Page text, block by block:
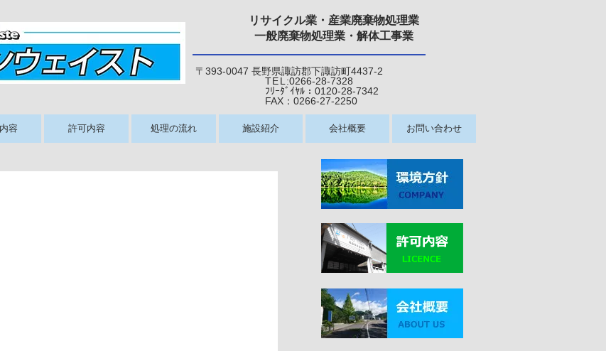
リサイクル業・産業廃棄物処理業
一般廃棄物処理業・解体工事業
〒393-0047 長野県諏訪郡下諏訪町4437-2
TEL :0266-28-7328
ﾌﾘｰﾀﾞｲﾔﾙ：0120-28-7342
​ FAX：0266-27-2250
容 許可内容 処理の流れ 施設紹介 会社概要 お問い合わせ